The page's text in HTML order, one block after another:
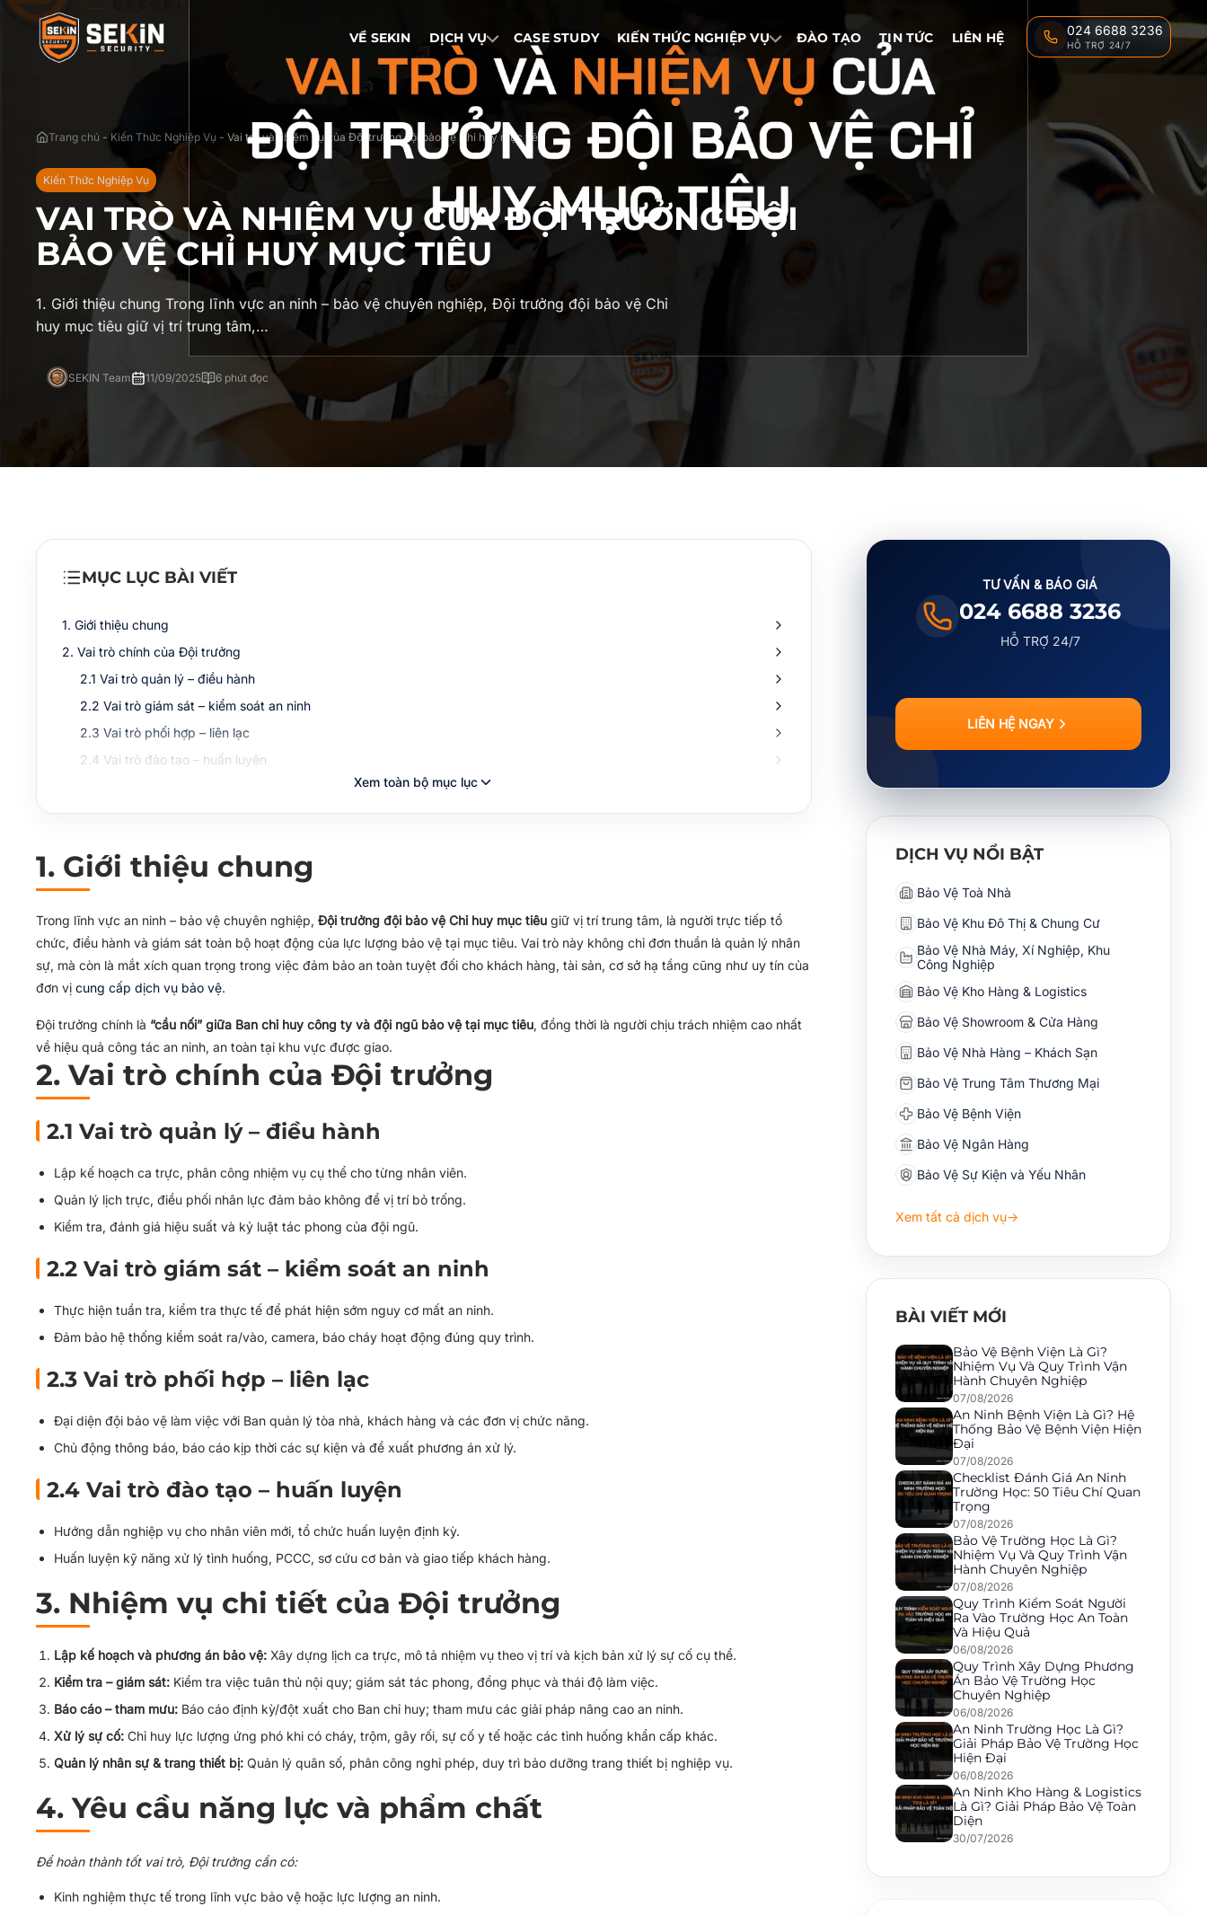
VỀ SEKIN DỊCH VỤ CASE STUDY KIẾN THỨC NGHIỆP VỤ ĐÀO TẠO TIN TỨC LIÊN HỆ 024 6688 3236
HỖ TRỢ 24/7
Trang chủ - Kiến Thức Nghiệp Vụ - Vai trò và nhiệm vụ của Đội trưởng đội bảo vệ Chỉ huy mục tiêu
Kiến Thức Nghiệp Vụ
VAI TRÒ VÀ NHIỆM VỤ CỦA ĐỘI TRƯỞNG ĐỘI
BẢO VỆ CHỈ HUY MỤC TIÊU
1. Giới thiệu chung Trong lĩnh vực an ninh – bảo vệ chuyên nghiệp, Đội trưởng đội bảo vệ Chỉ
huy mục tiêu giữ vị trí trung tâm,…
SEKIN Team 11/09/2025 6 phút đọc
MỤC LỤC BÀI VIẾT
1. Giới thiệu chung
2. Vai trò chính của Đội trưởng
2.1 Vai trò quản lý – điều hành
2.2 Vai trò giám sát – kiểm soát an ninh
2.3 Vai trò phối hợp – liên lạc
2.4 Vai trò đào tạo – huấn luyện
4. Yêu cầu năng lực và phẩm chất
6. Kết luận
Xem toàn bộ mục lục
1. Giới thiệu chung
Trong lĩnh vực an ninh – bảo vệ chuyên nghiệp, Đội trưởng đội bảo vệ Chỉ huy mục tiêu giữ vị trí trung tâm, là người trực tiếp tổ
chức, điều hành và giám sát toàn bộ hoạt động của lực lượng bảo vệ tại mục tiêu. Vai trò này không chỉ đơn thuần là quản lý nhân
sự, mà còn là mắt xích quan trọng trong việc đảm bảo an toàn tuyệt đối cho khách hàng, tài sản, cơ sở hạ tầng cũng như uy tín của
đơn vị cung cấp dịch vụ bảo vệ.
Đội trưởng chính là “cầu nối” giữa Ban chỉ huy công ty và đội ngũ bảo vệ tại mục tiêu, đồng thời là người chịu trách nhiệm cao nhất
về hiệu quả công tác an ninh, an toàn tại khu vực được giao.
2. Vai trò chính của Đội trưởng
2.1 Vai trò quản lý – điều hành
Lập kế hoạch ca trực, phân công nhiệm vụ cụ thể cho từng nhân viên.
Quản lý lịch trực, điều phối nhân lực đảm bảo không để vị trí bỏ trống.
Kiểm tra, đánh giá hiệu suất và kỷ luật tác phong của đội ngũ.
2.2 Vai trò giám sát – kiểm soát an ninh
Thực hiện tuần tra, kiểm tra thực tế để phát hiện sớm nguy cơ mất an ninh.
Đảm bảo hệ thống kiểm soát ra/vào, camera, báo cháy hoạt động đúng quy trình.
2.3 Vai trò phối hợp – liên lạc
Đại diện đội bảo vệ làm việc với Ban quản lý tòa nhà, khách hàng và các đơn vị chức năng.
Chủ động thông báo, báo cáo kịp thời các sự kiện và đề xuất phương án xử lý.
2.4 Vai trò đào tạo – huấn luyện
Hướng dẫn nghiệp vụ cho nhân viên mới, tổ chức huấn luyện định kỳ.
Huấn luyện kỹ năng xử lý tình huống, PCCC, sơ cứu cơ bản và giao tiếp khách hàng.
3. Nhiệm vụ chi tiết của Đội trưởng
Lập kế hoạch và phương án bảo vệ: Xây dựng lịch ca trực, mô tả nhiệm vụ theo vị trí và kịch bản xử lý sự cố cụ thể.
Kiểm tra – giám sát: Kiểm tra việc tuân thủ nội quy; giám sát tác phong, đồng phục và thái độ làm việc.
Báo cáo – tham mưu: Báo cáo định kỳ/đột xuất cho Ban chỉ huy; tham mưu các giải pháp nâng cao an ninh.
Xử lý sự cố: Chỉ huy lực lượng ứng phó khi có cháy, trộm, gây rối, sự cố y tế hoặc các tình huống khẩn cấp khác.
Quản lý nhân sự & trang thiết bị: Quản lý quân số, phân công nghỉ phép, duy trì bảo dưỡng trang thiết bị nghiệp vụ.
4. Yêu cầu năng lực và phẩm chất
Để hoàn thành tốt vai trò, Đội trưởng cần có:
Kinh nghiệm thực tế trong lĩnh vực bảo vệ hoặc lực lượng an ninh.
TƯ VẤN & BÁO GIÁ
024 6688 3236
HỖ TRỢ 24/7
LIÊN HỆ NGAY
DỊCH VỤ NỔI BẬT
Bảo Vệ Toà Nhà
Bảo Vệ Khu Đô Thị & Chung Cư
Bảo Vệ Nhà Máy, Xí Nghiệp, Khu
Công Nghiệp
Bảo Vệ Kho Hàng & Logistics
Bảo Vệ Showroom & Cửa Hàng
Bảo Vệ Nhà Hàng – Khách Sạn
Bảo Vệ Trung Tâm Thương Mại
Bảo Vệ Bệnh Viện
Bảo Vệ Ngân Hàng
Bảo Vệ Sự Kiện và Yếu Nhân
Xem tất cả dịch vụ→
BÀI VIẾT MỚI
Bảo Vệ Bệnh Viện Là Gì?
Nhiệm Vụ Và Quy Trình Vận
Hành Chuyên Nghiệp
07/08/2026
An Ninh Bệnh Viện Là Gì? Hệ
Thống Bảo Vệ Bệnh Viện Hiện
Đại
07/08/2026
Checklist Đánh Giá An Ninh
Trường Học: 50 Tiêu Chí Quan
Trọng
07/08/2026
Bảo Vệ Trường Học Là Gì?
Nhiệm Vụ Và Quy Trình Vận
Hành Chuyên Nghiệp
07/08/2026
Quy Trình Kiểm Soát Người
Ra Vào Trường Học An Toàn
Và Hiệu Quả
06/08/2026
Quy Trình Xây Dựng Phương
Án Bảo Vệ Trường Học
Chuyên Nghiệp
06/08/2026
An Ninh Trường Học Là Gì?
Giải Pháp Bảo Vệ Trường Học
Hiện Đại
06/08/2026
An Ninh Kho Hàng & Logistics
Là Gì? Giải Pháp Bảo Vệ Toàn
Diện
30/07/2026